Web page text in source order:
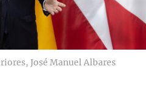
José Manuel Albares